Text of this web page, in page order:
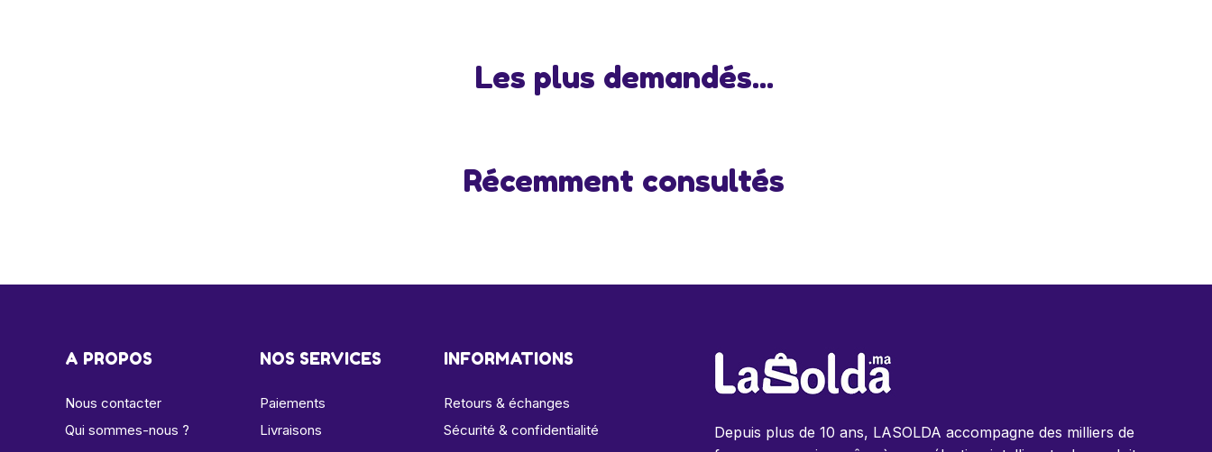
Les plus demandés...
Récemment consultés
A PROPOS
Nous contacter
Qui sommes-nous ?
NOS SERVICES
Paiements
Livraisons
INFORMATIONS
Retours & échanges
Sécurité & confidentialité
Depuis plus de 10 ans, LASOLDA accompagne des milliers de